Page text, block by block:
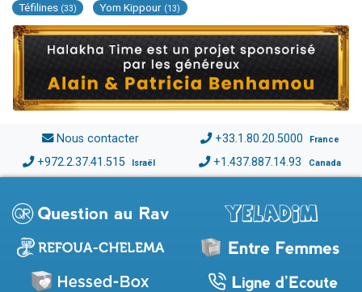
Téfilines (33) Yom Kippour (13)
Nous contacter +33.1.80.20.5000 France
+972.2.37.41.515 Israël +1.437.887.14.93 Canada